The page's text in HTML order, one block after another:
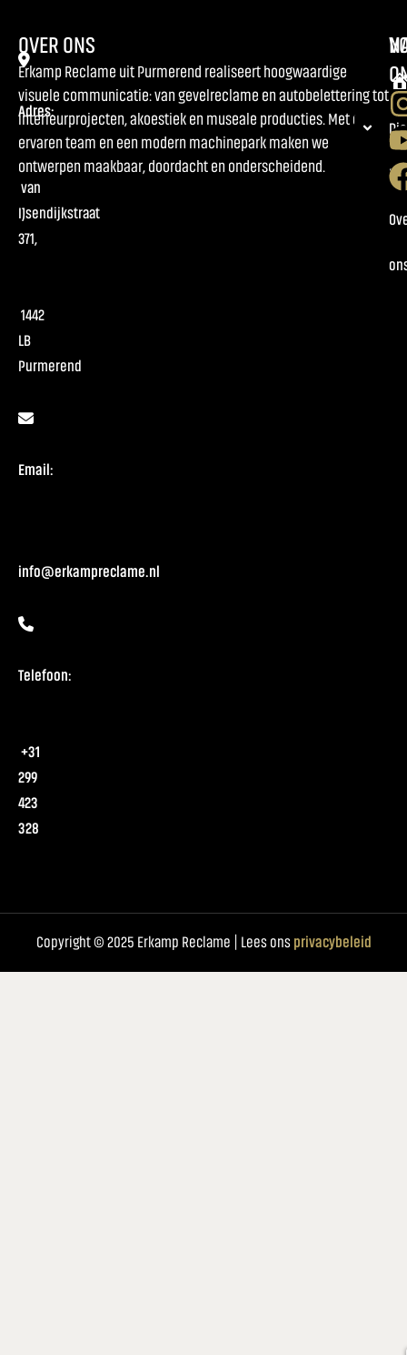
Adres:
van
IJsendijkstraat
371,
1442
LB
Purmerend
Email:
info@erkampreclame.nl
Telefoon:
+31
299
423
328
OVER ONS
Erkamp Reclame uit Purmerend realiseert hoogwaardige
visuele communicatie: van gevelreclame en autobelettering tot
interieurprojecten, akoestiek en museale producties. Met een
ervaren team en een modern machinepark maken we
ontwerpen maakbaar, doordacht en onderscheidend.
Copyright © 2025 Erkamp Reclame | Lees ons privacybeleid